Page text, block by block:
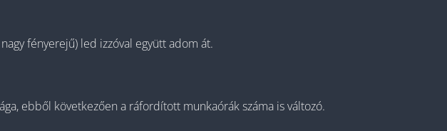
fényerejű) led izzóval együtt adom át.
ebből következően a ráfordított munkaórák száma is változó.